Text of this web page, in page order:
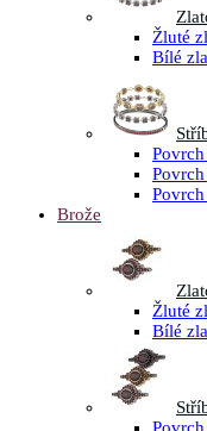
Žluté
Bílé
Brože
Žluté
Bílé